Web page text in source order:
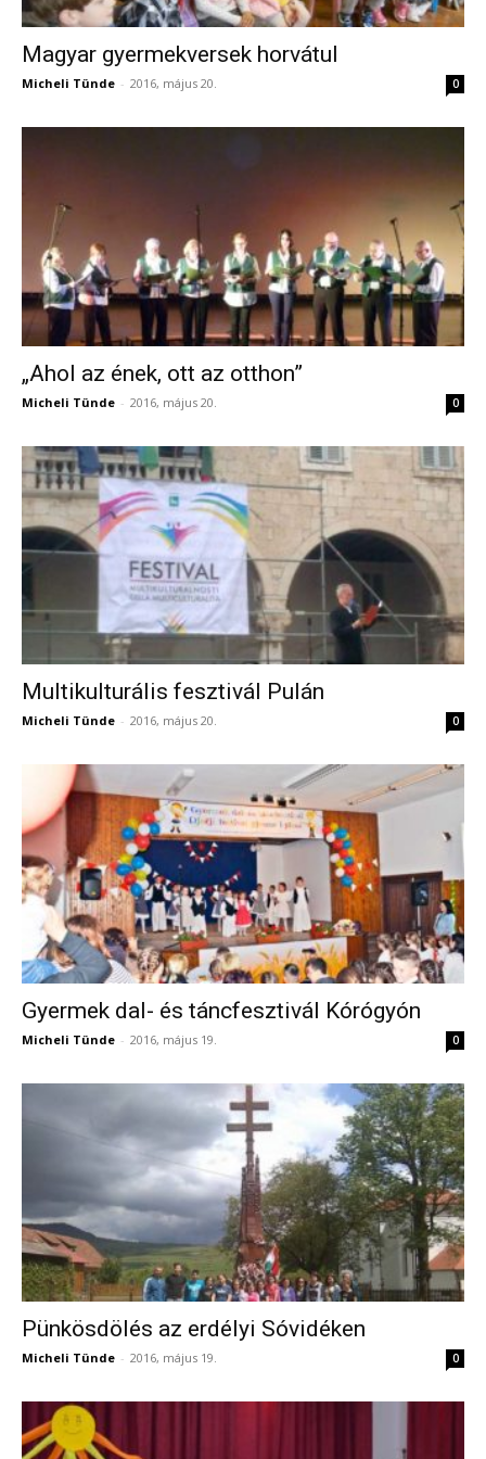
Magyar gyermekversek horvátul
Micheli Tünde - 2016, május 20. 0
„Ahol az ének, ott az otthon”
Micheli Tünde - 2016, május 20. 0
Multikulturális fesztivál Pulán
Micheli Tünde - 2016, május 20. 0
Gyermek dal- és táncfesztivál Kórógyón
Micheli Tünde - 2016, május 19. 0
Pünkösdölés az erdélyi Sóvidéken
Micheli Tünde - 2016, május 19. 0